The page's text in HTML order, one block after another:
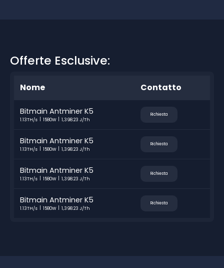
Offerte Esclusive:
Nome Contatto
Bitmain Antminer K5
1.13TH/s 1580W 1,398.23 J/Th
Richiesta
Bitmain Antminer K5
1.13TH/s 1580W 1,398.23 J/Th
Richiesta
Bitmain Antminer K5
1.13TH/s 1580W 1,398.23 J/Th
Richiesta
Bitmain Antminer K5
1.13TH/s 1580W 1,398.23 J/Th
Richiesta